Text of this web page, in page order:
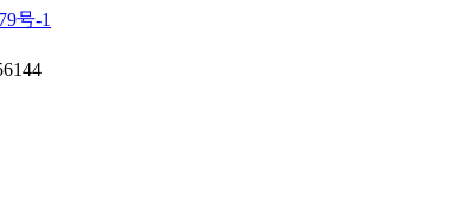
号-1